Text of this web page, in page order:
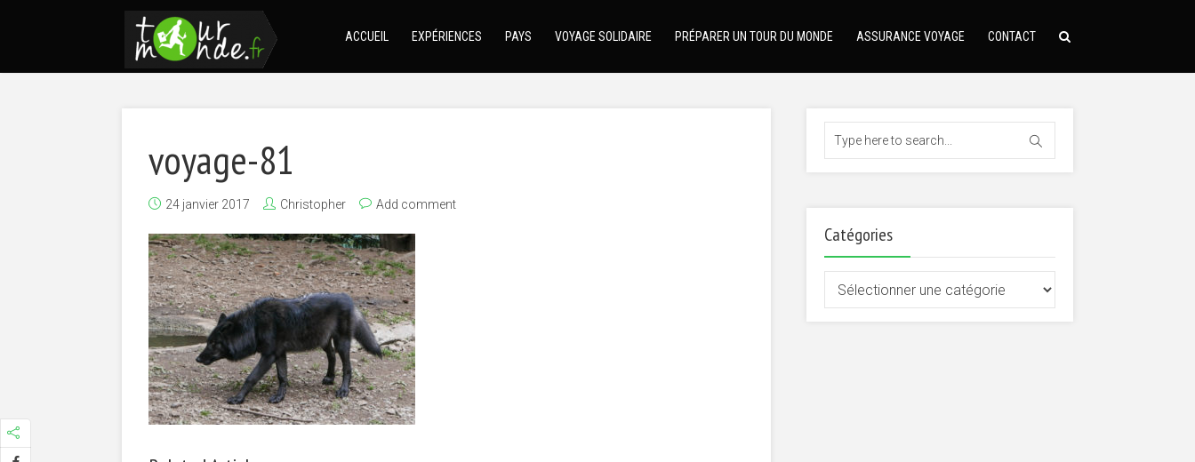
ACCUEIL EXPÉRIENCES PAYS VOYAGE SOLIDAIRE PRÉPARER UN TOUR DU MONDE ASSURANCE VOYAGE CONTACT
voyage-81
24 janvier 2017 Christopher Add comment
Catégories